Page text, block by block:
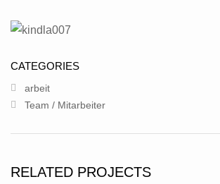
ALLGEMEINEN
CATEGORIES
arbeit
Team / Mitarbeiter
RELATED PROJECTS